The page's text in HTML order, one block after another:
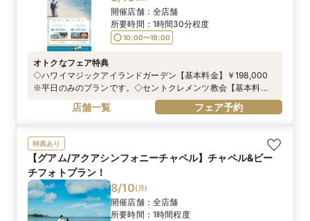
開催店舗： 全店舗
所要時間： 1時間30分程度
10:00〜19:00
オトクなフェア特典
◇ハワイマジックアイランドガーデン【基本料金】￥198,000
※平日のみのプランです。◇セントクレメンツ教会【基本料
金】￥298,000 ※平日のみのプランです。＜---プレゼント--
-＞①造花ブーケ＆ブートニア②ウェディングカラーシャツ・ブ
シャワー10名分
店舗一覧 フェア予約
特典あり
【グアム/アクアシンフォニーチャペル】チャペル&ビー
チフォトプラン！
8/10(月)
開催店舗： 全店舗
所要時間： 1時間程度